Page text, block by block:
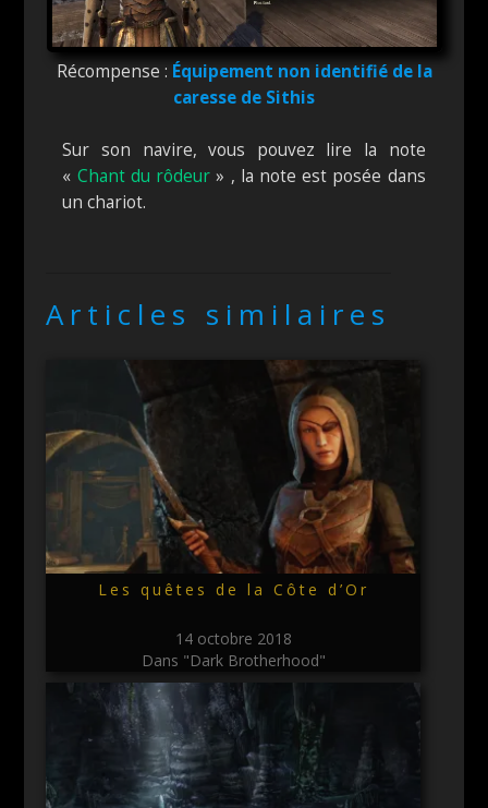
Récompense : Équipement non identifié de la
caresse de Sithis
Sur son navire, vous pouvez lire la note
« Chant du rôdeur » , la note est posée dans
un chariot.
Articles similaires
Les quêtes de la Côte d’Or
14 octobre 2018
Dans "Dark Brotherhood"